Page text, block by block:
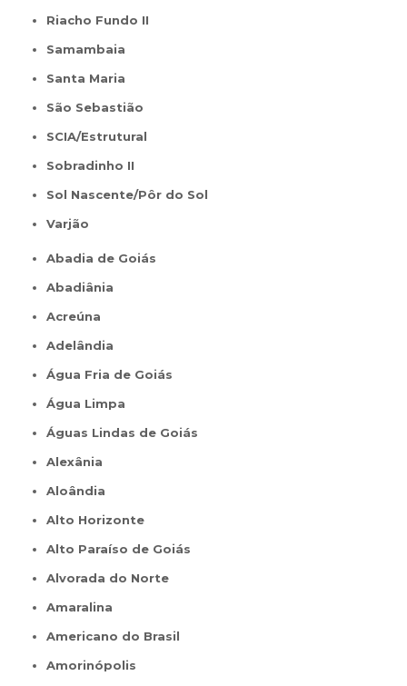
Riacho Fundo II
Samambaia
Santa Maria
São Sebastião
SCIA/Estrutural
Sobradinho II
Sol Nascente/Pôr do Sol
Varjão
Abadia de Goiás
Abadiânia
Acreúna
Adelândia
Água Fria de Goiás
Água Limpa
Águas Lindas de Goiás
Alexânia
Aloândia
Alto Horizonte
Alto Paraíso de Goiás
Alvorada do Norte
Amaralina
Americano do Brasil
Amorinópolis